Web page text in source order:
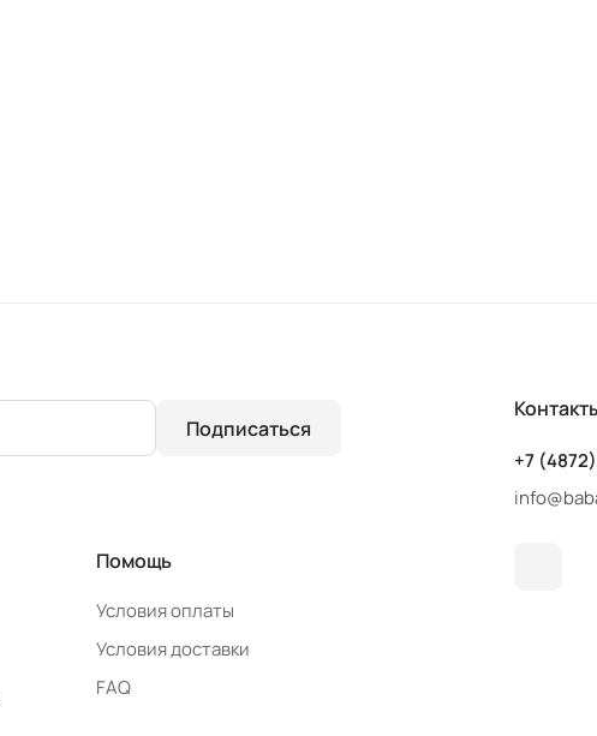
Подписаться
Помощь
Условия оплаты
Условия доставки
FAQ
+7